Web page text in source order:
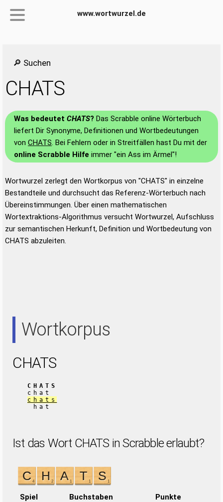
www.wortwurzel.de
🔎 Suchen
CHATS
Was bedeutet CHATS? Das Scrabble online Wörterbuch
liefert Dir Synonyme, Definitionen und Wortbedeutungen
von CHATS. Bei Fehlern oder in Streitfällen hast Du mit der
online Scrabble Hilfe immer "ein Ass im Ärmel"!
Wortwurzel zerlegt den Wortkorpus von "CHATS" in einzelne
Bestandteile und durchsucht das Referenz-Wörterbuch nach
Übereinstimmungen. Über einen mathematischen
Wortextraktions-Algorithmus versucht Wortwurzel, Aufschluss
zur semantischen Herkunft, Definition und Wortbedeutung von
CHATS abzuleiten.
Wortkorpus
CHATS
CHATS
chat
chats
hat
Ist das Wort CHATS in Scrabble erlaubt?
Spiel Buchstaben Punkte